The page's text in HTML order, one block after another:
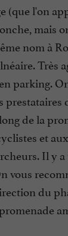
(que l'on
mais
nom à
Très
parking.
prestataires
de la
et aux
Il y a
vous
du